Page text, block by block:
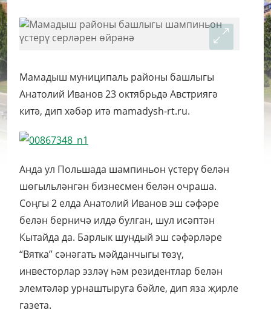
Мамадыш муниципаль районы башлыгы
Анатолий Иванов 23 октябрьдә Австриягә
китә, дип хәбәр итә mamadysh-rt.ru.
Анда ул Польшада шампиньон үстерү белән
шөгыльләнгән бизнесмен белән очраша.
Соңгы 2 елда Анатолий Иванов эш сәфәре
белән берничә илдә булган, шул исәптән
Кытайда да. Барлык шундый эш сәфәрләре
“Вятка” сәнәгать мәйданчыгы төзү,
инвесторлар эзләү һәм резидентлар белән
элемтәләр урнаштыруга бәйле, дип яза җирле
газета.